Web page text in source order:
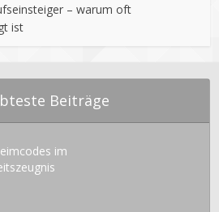
– warum oft
ist
Beiträge
im